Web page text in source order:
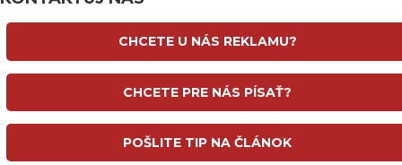
CHCETE U NÁS REKLAMU?
CHCETE PRE NÁS PÍSAŤ?
POŠLITE TIP NA ČLÁNOK